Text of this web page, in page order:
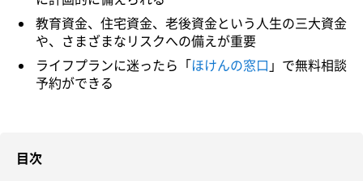
教育資金、住宅資金、老後資金という人生の三大資金
や、さまざまなリスクへの備えが重要
ライフプランに迷ったら「ほけんの窓口 」で無料相談
予約ができる
目次